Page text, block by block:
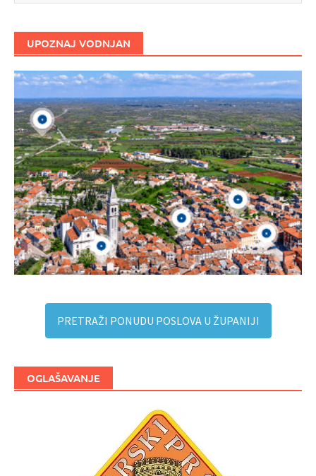
UPOZNAJ VODNJAN
PRETRAŽI PONUDU POSLOVA U ŽUPANIJI
OGLAŠAVANJE